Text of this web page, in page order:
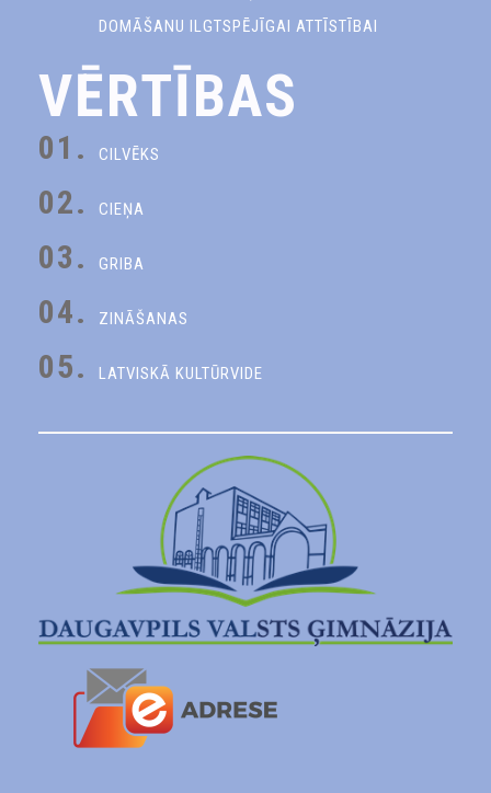
DOMĀŠANU ILGTSPĒJĪGAI ATTĪSTĪBAI
VĒRTĪBAS
01. CILVĒKS
02. CIEŅA
03. GRIBA
04. ZINĀŠANAS
05. LATVISKĀ KULTŪRVIDE